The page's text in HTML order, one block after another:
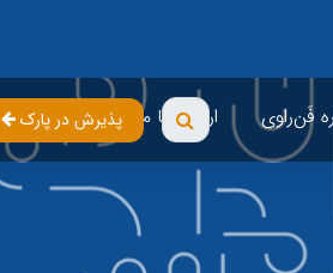
فَن‌راوی ارتباط با ما پذیرش در پارک